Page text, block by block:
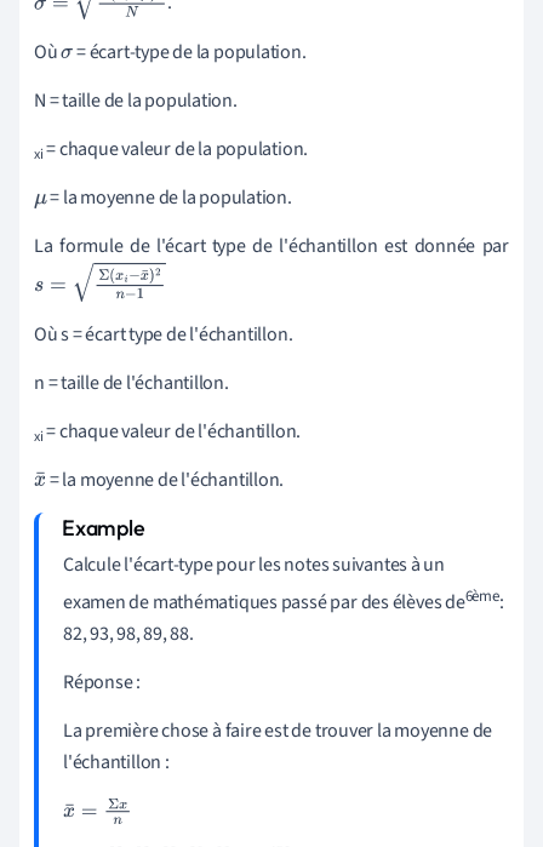
σ=σ( xi− μ)2N
Oùσ= écart-type de la population.
N = taille de la population.
xi= chaque valeur de la population.
μ= la moyenne de la population.
La formule de l'écart type de l'échantillon est donnée par
s=Σ( xi− x¯)2n−1
Où s = écart type de l'échantillon.
n = taille de l'échantillon.
xi= chaque valeur de l'échantillon.
x
¯
= la moyenne de l'échantillon.
Calcule l'écart-type pour les notes suivantes à un
examen de mathématiques passé par des élèves de6ème:
82, 93, 98, 89, 88.
Réponse :
La première chose à faire est de trouver la moyenne de
l'échantillon :
x¯ =Σ xn